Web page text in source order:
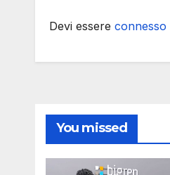
Devi essere connesso
You missed